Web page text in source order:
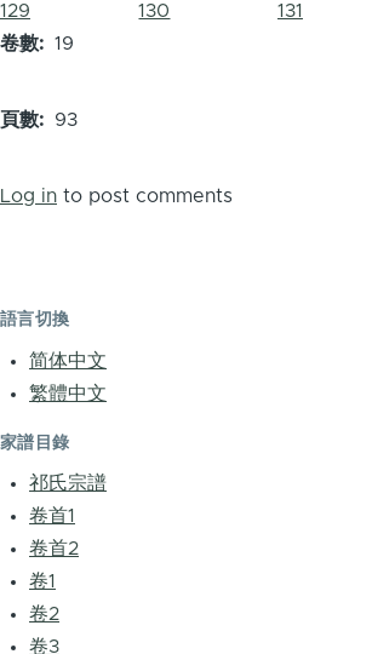
129 130 131
卷數
19
頁數 93
Log in to post comments
語言切換
简体中文
繁體中文
家譜目錄
祁氏宗譜
卷首1
卷首2
卷1
卷2
卷3